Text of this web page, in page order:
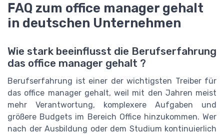
FAQ zum office manager gehalt
in deutschen Unternehmen
Wie stark beeinflusst die Berufserfahrung
das office manager gehalt ?
Berufserfahrung ist einer der wichtigsten Treiber für
das office manager gehalt, weil mit den Jahren meist
mehr Verantwortung, komplexere Aufgaben und
größere Budgets im Bereich Office hinzukommen. Wer
nach der Ausbildung oder dem Studium kontinuierlich